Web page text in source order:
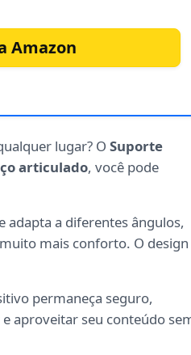
Amazon
lugar? O Suporte
articulado, você pode
adapta a diferentes ângulos,
mais conforto. O design
permaneça seguro,
aproveitar seu conteúdo